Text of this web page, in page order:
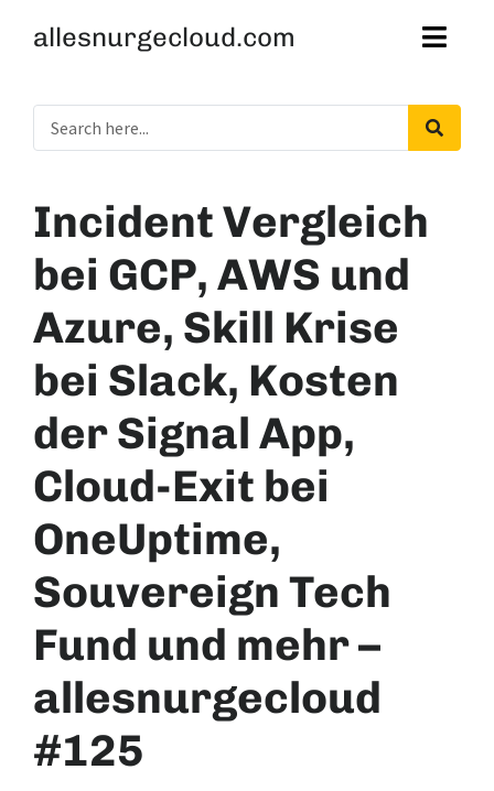
allesnurgecloud.com
Incident Vergleich
bei GCP, AWS und
Azure, Skill Krise
bei Slack, Kosten
der Signal App,
Cloud-Exit bei
OneUptime,
Souvereign Tech
Fund und mehr –
allesnurgecloud
#125